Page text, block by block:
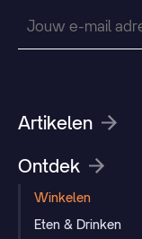
Artikelen
Ontdek
Winkelen
Eten & Drinken